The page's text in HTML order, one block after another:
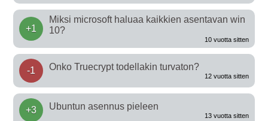
+1
Miksi microsoft haluaa kaikkien asentavan win
10?
10 vuotta sitten
-1 Onko Truecrypt todellakin turvaton?
12 vuotta sitten
+3 Ubuntun asennus pieleen
13 vuotta sitten